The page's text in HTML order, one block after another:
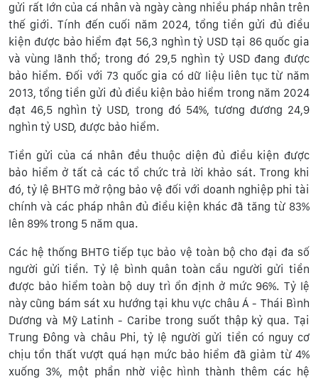
gửi rất lớn của cá nhân và ngày càng nhiều pháp nhân trên
thế giới. Tính đến cuối năm 2024, tổng tiền gửi đủ điều
kiện được bảo hiểm đạt 56,3 nghìn tỷ USD tại 86 quốc gia
và vùng lãnh thổ; trong đó 29,5 nghìn tỷ USD đang được
bảo hiểm. Đối với 73 quốc gia có dữ liệu liên tục từ năm
2013, tổng tiền gửi đủ điều kiện bảo hiểm trong năm 2024
đạt 46,5 nghìn tỷ USD, trong đó 54%, tương đương 24,9
nghìn tỷ USD, được bảo hiểm.
Tiền gửi của cá nhân đều thuộc diện đủ điều kiện được
bảo hiểm ở tất cả các tổ chức trả lời khảo sát. Trong khi
đó, tỷ lệ BHTG mở rộng bảo vệ đối với doanh nghiệp phi tài
chính và các pháp nhân đủ điều kiện khác đã tăng từ 83%
lên 89% trong 5 năm qua.
Các hệ thống BHTG tiếp tục bảo vệ toàn bộ cho đại đa số
người gửi tiền. Tỷ lệ bình quân toàn cầu người gửi tiền
được bảo hiểm toàn bộ duy trì ổn định ở mức 96%. Tỷ lệ
này cũng bám sát xu hướng tại khu vực châu Á - Thái Bình
Dương và Mỹ Latinh - Caribe trong suốt thập kỷ qua. Tại
Trung Đông và châu Phi, tỷ lệ người gửi tiền có nguy cơ
chịu tổn thất vượt quá hạn mức bảo hiểm đã giảm từ 4%
xuống 3%, một phần nhờ việc hình thành thêm các hệ